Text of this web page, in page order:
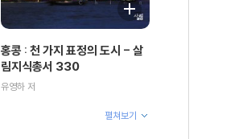
홍콩 : 천 가지 표정의 도시 - 살
림지식총서 330
유영하 저
펼쳐보기